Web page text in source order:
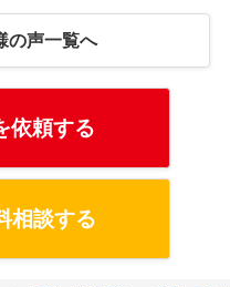
の声一覧へ
依頼する
相談する